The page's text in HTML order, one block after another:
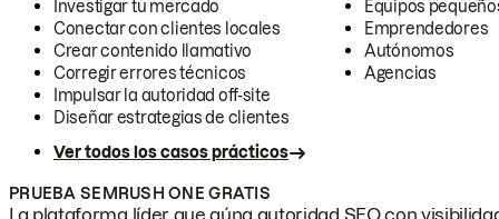
Investigar tu mercado
Conectar con clientes locales
Crear contenido llamativo
Corregir errores técnicos
Impulsar la autoridad off-site
Diseñar estrategias de clientes
Ver todos los casos prácticos
Equipos
Emprendedores
Autónomos
Agencias
PRUEBA SEMRUSH ONE GRATIS
La plataforma líder que aúna autoridad SEO con